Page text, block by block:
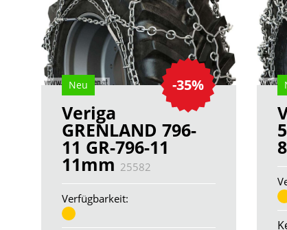
-35%
Neu
Veriga
GRENLAND 796-
11 GR-796-11
11mm 25582
Verfügbarkeit: